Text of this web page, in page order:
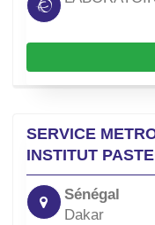
SERVICE
INSTITUT
Sénégal
Dakar